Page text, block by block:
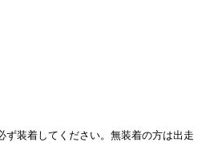
ず装着してください。無装着の方は出走